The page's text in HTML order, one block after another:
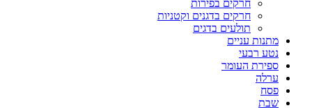
חרקים בפירות
חרקים בדגנים וקטניות
תולעים בדגים
מתנות עניים
נטע רבעי
ספירת העומר
ערלה
פסח
שבת